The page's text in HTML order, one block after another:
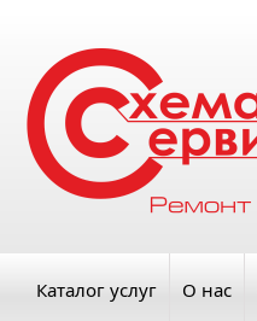
Каталог услуг О нас